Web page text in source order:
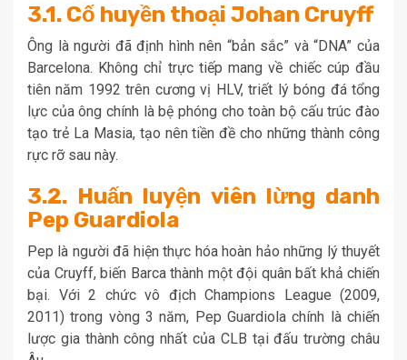
3.1. Cố huyền thoại Johan Cruyff
Ông là người đã định hình nên “bản sắc” và “DNA” của
Barcelona. Không chỉ trực tiếp mang về chiếc cúp đầu
tiên năm 1992 trên cương vị HLV, triết lý bóng đá tổng
lực của ông chính là bệ phóng cho toàn bộ cấu trúc đào
tạo trẻ La Masia, tạo nên tiền đề cho những thành công
rực rỡ sau này.
3.2. Huấn luyện viên lừng danh
Pep Guardiola
Pep là người đã hiện thực hóa hoàn hảo những lý thuyết
của Cruyff, biến Barca thành một đội quân bất khả chiến
bại. Với 2 chức vô địch Champions League (2009,
2011) trong vòng 3 năm, Pep Guardiola chính là chiến
lược gia thành công nhất của CLB tại đấu trường châu